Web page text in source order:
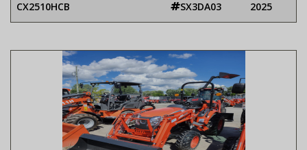
CX2510HCB SX3DA03 2025